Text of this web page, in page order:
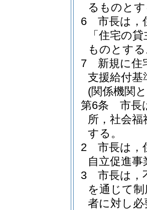
るものと
6
市長は，
「住宅の
ものとす
7
新規に住
支援給付
(関係機関
第6条
市長
所，社会
する。
2
市長は，
自立促進
3
市長は，
を通じて
者に対し